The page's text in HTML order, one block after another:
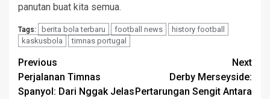
panutan buat kita semua.
Tags: berita bola terbaru football news
history football
kaskusbola
timnas portugal
Continue
Reading
Previous
Perjalanan Timnas
Spanyol: Dari Nggak Jelas
Next
Derby Merseyside:
Pertarungan Sengit Antara